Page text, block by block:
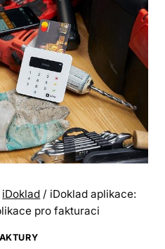
iDoklad / iDoklad aplikace:
pro fakturaci